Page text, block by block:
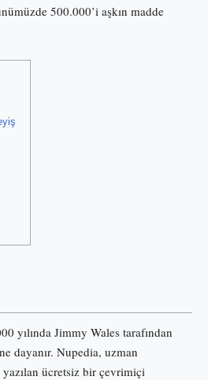
500.000’i aşkın madde
yılında Jimmy Wales tarafından
dayanır. Nupedia, uzman
yazılan ücretsiz bir çevrimiçi